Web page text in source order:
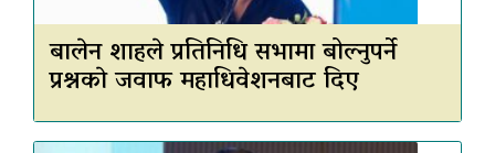
बालेन शाहले प्रतिनिधि सभामा बोल्नुपर्ने
प्रश्नकाे जवाफ महाधिवेशनबाट दिए